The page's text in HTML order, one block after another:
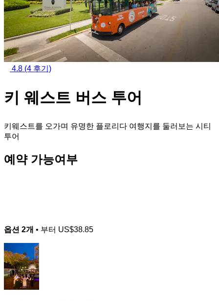
4.8 (4 후기)
키 웨스트 버스 투어
키웨스트를 오가며 유명한 플로리다 여행지를 둘러보는 시티
투어
예약 가능여부
옵션 2개 • 부터 US$38.85